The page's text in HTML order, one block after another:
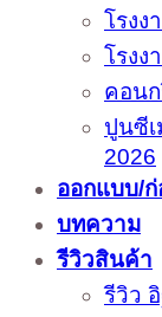
โรงง
โรงง
คอน
ปูนซี
2026
ออกแบบ/ก่
บทความ
รีวิวสินค้า
รีวิว